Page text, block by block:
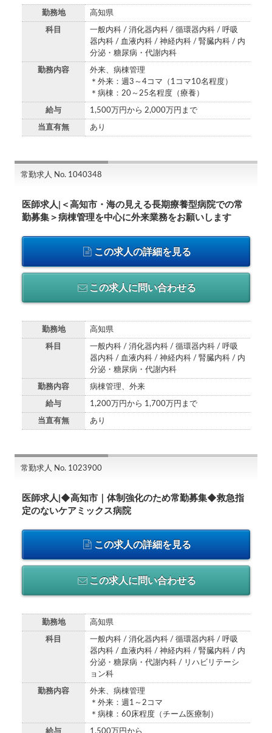
勤務地 高知県
科目
一般内科 / 消化器内科 / 循環器内科 / 呼吸
器内科 / 血液内科 / 神経内科 / 腎臓内科 / 内
分泌・糖尿病・代謝内科
勤務内容
外来、病棟管理
＊外来：週3～4コマ（1コマ10名程度）
＊病棟：20～25名程度（療養）
給与 1,500万円から 2,000万円まで
当直有無 あり
常勤求人 No. 1040348
医師求人|＜高知市・海の見える長期療養型病院での常
勤募集＞病棟管理を中心に外来業務をお願いします
この求人の詳細を見る
この求人に問い合わせる
勤務地 高知県
科目
一般内科 / 消化器内科 / 循環器内科 / 呼吸
器内科 / 血液内科 / 神経内科 / 腎臓内科 / 内
分泌・糖尿病・代謝内科
勤務内容 病棟管理、外来
給与 1,200万円から 1,700万円まで
当直有無 あり
常勤求人 No. 1023900
医師求人|◆高知市｜体制強化のため常勤募集◆救急指
定のないケアミックス病院
この求人の詳細を見る
この求人に問い合わせる
勤務地 高知県
科目
一般内科 / 消化器内科 / 循環器内科 / 呼吸
器内科 / 血液内科 / 神経内科 / 腎臓内科 / 内
分泌・糖尿病・代謝内科 / リハビリテーシ
ョン科
勤務内容
外来、病棟管理
＊外来：週1～2コマ
＊病棟：60床程度（チーム医療制）